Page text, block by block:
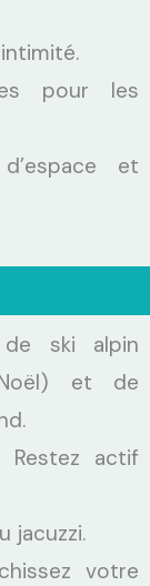
pour les
et
ski alpin
et de
actif
jacuzzi.
votre